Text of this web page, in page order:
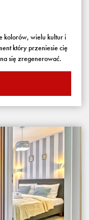
kolorów, wielu kultur i
który przeniesie cię
się zregenerować.